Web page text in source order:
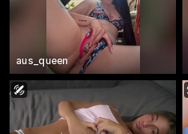
aus_queen